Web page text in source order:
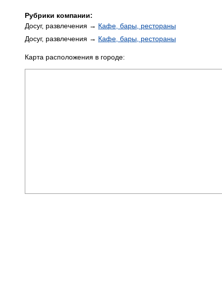
Рубрики компании:
Досуг, развлечения → Кафе, бары, рестораны
Досуг, развлечения → Кафе, бары, рестораны
Карта расположения в городе: